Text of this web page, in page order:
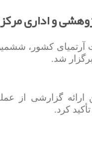
و اداری
آرتمیای کشور،
شد.
گزارشی از
کرد.